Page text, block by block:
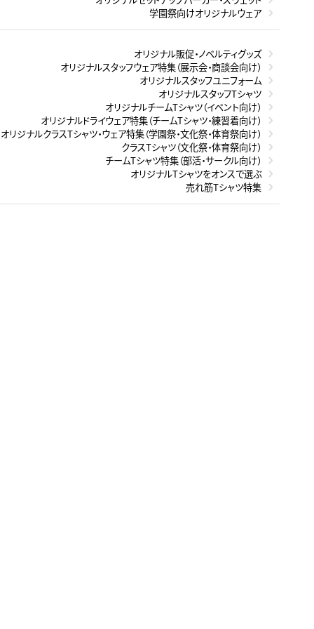
学園祭向けオリジナルウェア
オリジナル販促・ノベルティグッズ
オリジナルスタッフウェア特集（展示会・商談会向け）
オリジナルスタッフユニフォーム
オリジナルスタッフTシャツ
オリジナルチームTシャツ（イベント向け）
オリジナルドライウェア特集（チームTシャツ・練習着向け）
オリジナルクラスTシャツ・ウェア特集（学園祭・文化祭・体育祭向け）
クラスTシャツ（文化祭・体育祭向け）
チームTシャツ特集（部活・サークル向け）
オリジナルTシャツをオンスで選ぶ
売れ筋Tシャツ特集